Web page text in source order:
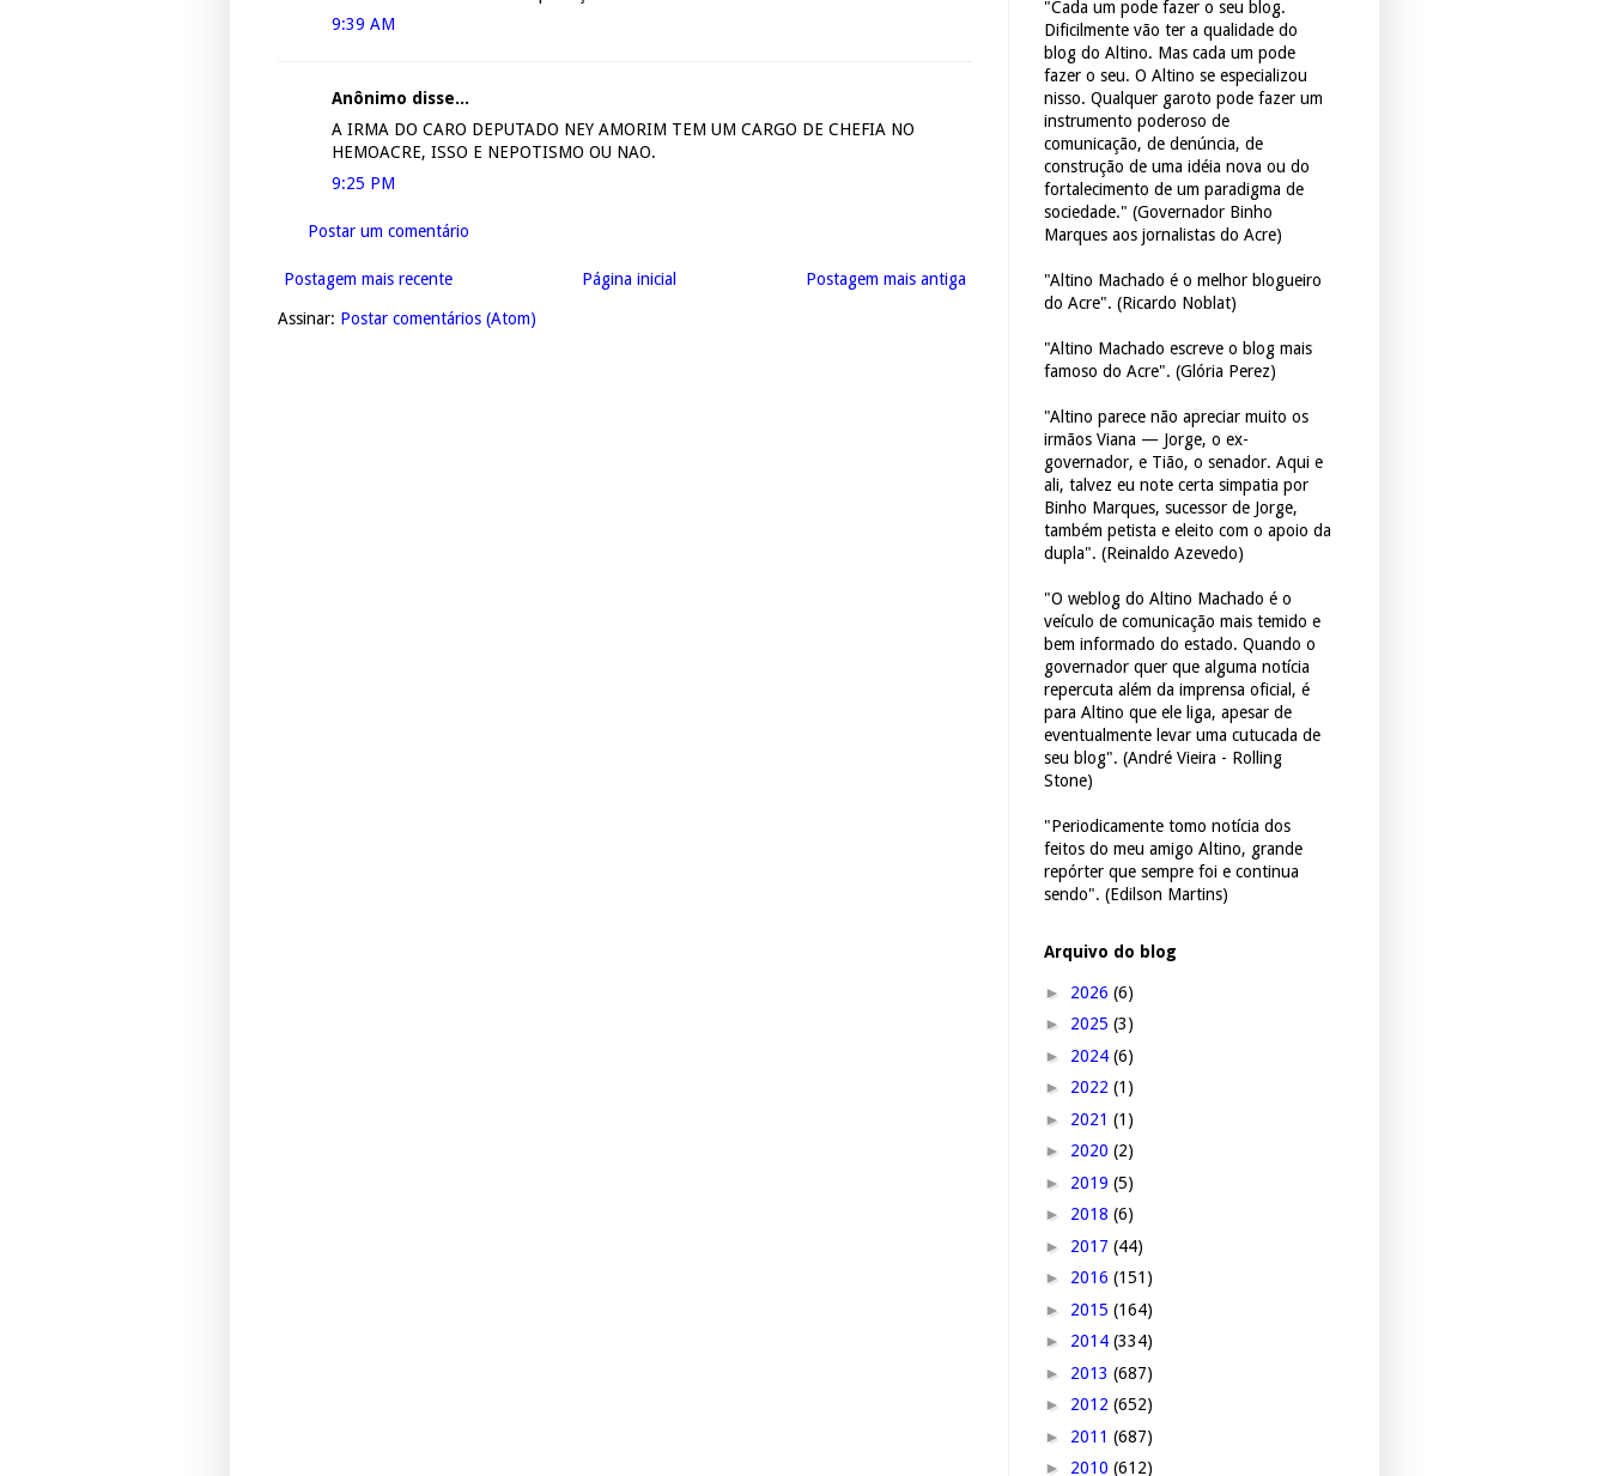
9:39 AM
Anônimo disse...
A IRMA DO CARO DEPUTADO NEY AMORIM TEM UM CARGO DE CHEFIA NO
HEMOACRE, ISSO E NEPOTISMO OU NAO.
9:25 PM
Postar um comentário
Postagem mais recente Postagem mais antiga
Página inicial
Assinar: Postar comentários (Atom)
"Cada um pode fazer o seu blog.
Dificilmente vão ter a qualidade do
blog do Altino. Mas cada um pode
fazer o seu. O Altino se especializou
nisso. Qualquer garoto pode fazer um
instrumento poderoso de
comunicação, de denúncia, de
construção de uma idéia nova ou do
fortalecimento de um paradigma de
sociedade." (Governador Binho
Marques aos jornalistas do Acre)
"Altino Machado é o melhor blogueiro
do Acre". (Ricardo Noblat)
"Altino Machado escreve o blog mais
famoso do Acre". (Glória Perez)
"Altino parece não apreciar muito os
irmãos Viana — Jorge, o ex-
governador, e Tião, o senador. Aqui e
ali, talvez eu note certa simpatia por
Binho Marques, sucessor de Jorge,
também petista e eleito com o apoio da
dupla". (Reinaldo Azevedo)
"O weblog do Altino Machado é o
veículo de comunicação mais temido e
bem informado do estado. Quando o
governador quer que alguma notícia
repercuta além da imprensa oficial, é
para Altino que ele liga, apesar de
eventualmente levar uma cutucada de
seu blog". (André Vieira - Rolling
Stone)
"Periodicamente tomo notícia dos
feitos do meu amigo Altino, grande
repórter que sempre foi e continua
sendo". (Edilson Martins)
Arquivo do blog
► 2026 (6)
► 2025 (3)
► 2024 (6)
► 2022 (1)
► 2021 (1)
► 2020 (2)
► 2019 (5)
► 2018 (6)
► 2017 (44)
► 2016 (151)
► 2015 (164)
► 2014 (334)
► 2013 (687)
► 2012 (652)
► 2011 (687)
► 2010 (612)